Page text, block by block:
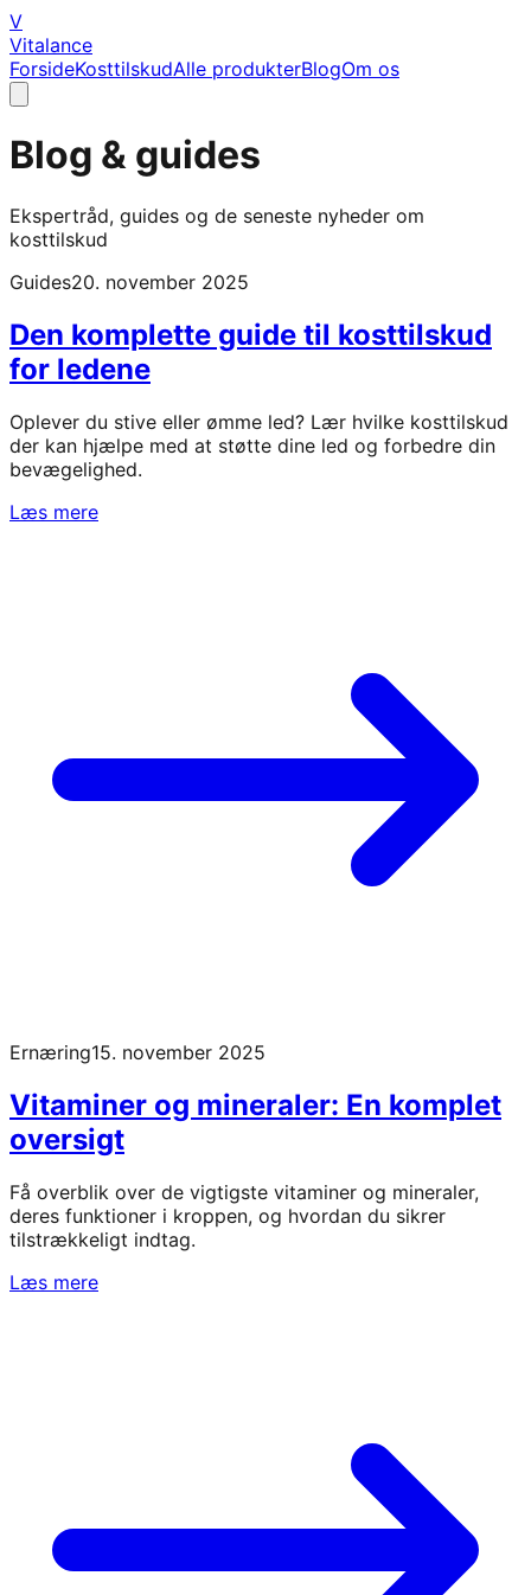
V
Vitalance
ForsideKosttilskudAlle produkterBlogOm os
Blog & guides
Ekspertråd, guides og de seneste nyheder om
kosttilskud
Guides20. november 2025
Den komplette guide til kosttilskud
for ledene
Oplever du stive eller ømme led? Lær hvilke kosttilskud
der kan hjælpe med at støtte dine led og forbedre din
bevægelighed.
Læs mere
Ernæring15. november 2025
Vitaminer og mineraler: En komplet
oversigt
Få overblik over de vigtigste vitaminer og mineraler,
deres funktioner i kroppen, og hvordan du sikrer
tilstrækkeligt indtag.
Læs mere